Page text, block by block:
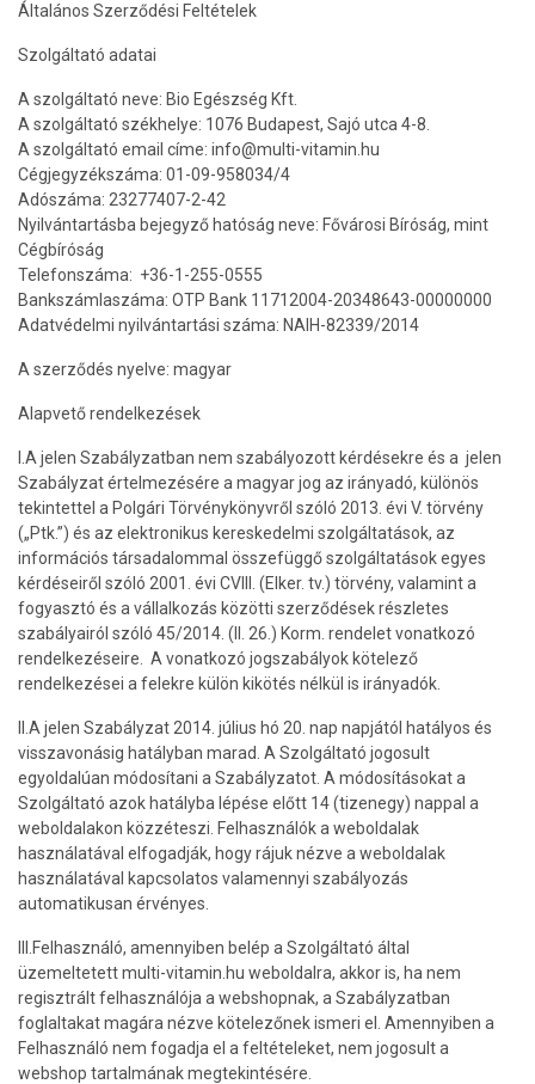
Általános Szerződési Feltételek
Szolgáltató adatai
A szolgáltató neve: Bio Egészség Kft.
A szolgáltató székhelye: 1076 Budapest, Sajó utca 4-8.
A szolgáltató email címe: info@multi-vitamin.hu
Cégjegyzékszáma: 01-09-958034/4
Adószáma: 23277407-2-42
Nyilvántartásba bejegyző hatóság neve: Fővárosi Bíróság, mint
Cégbíróság
Telefonszáma: +36-1-255-0555
Bankszámlaszáma: OTP Bank 11712004-20348643-00000000
Adatvédelmi nyilvántartási száma: NAIH-82339/2014
A szerződés nyelve: magyar
Alapvető rendelkezések
I.A jelen Szabályzatban nem szabályozott kérdésekre és a jelen
Szabályzat értelmezésére a magyar jog az irányadó, különös
tekintettel a Polgári Törvénykönyvről szóló 2013. évi V. törvény
(„Ptk.”) és az elektronikus kereskedelmi szolgáltatások, az
információs társadalommal összefüggő szolgáltatások egyes
kérdéseiről szóló 2001. évi CVIII. (Elker. tv.) törvény, valamint a
fogyasztó és a vállalkozás közötti szerződések részletes
szabályairól szóló 45/2014. (II. 26.) Korm. rendelet vonatkozó
rendelkezéseire. A vonatkozó jogszabályok kötelező
rendelkezései a felekre külön kikötés nélkül is irányadók.
II.A jelen Szabályzat 2014. július hó 20. nap napjától hatályos és
visszavonásig hatályban marad. A Szolgáltató jogosult
egyoldalúan módosítani a Szabályzatot. A módosításokat a
Szolgáltató azok hatályba lépése előtt 14 (tizenegy) nappal a
weboldalakon közzéteszi. Felhasználók a weboldalak
használatával elfogadják, hogy rájuk nézve a weboldalak
használatával kapcsolatos valamennyi szabályozás
automatikusan érvényes.
III.Felhasználó, amennyiben belép a Szolgáltató által
üzemeltetett multi-vitamin.hu weboldalra, akkor is, ha nem
regisztrált felhasználója a webshopnak, a Szabályzatban
foglaltakat magára nézve kötelezőnek ismeri el. Amennyiben a
Felhasználó nem fogadja el a feltételeket, nem jogosult a
webshop tartalmának megtekintésére.